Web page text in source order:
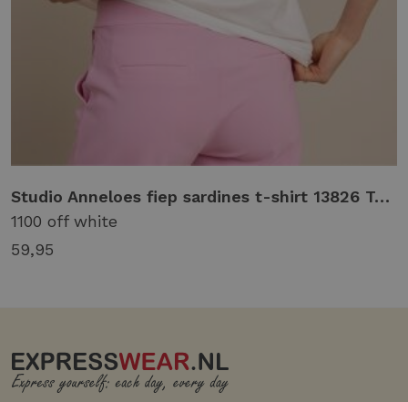
Studio Anneloes fiep sardines t-shirt 13826 T-shirt Korte mouw 1100 off white
1100 off white
59,95